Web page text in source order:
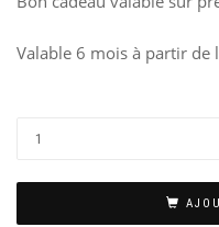
Valable 6 mois à partir de